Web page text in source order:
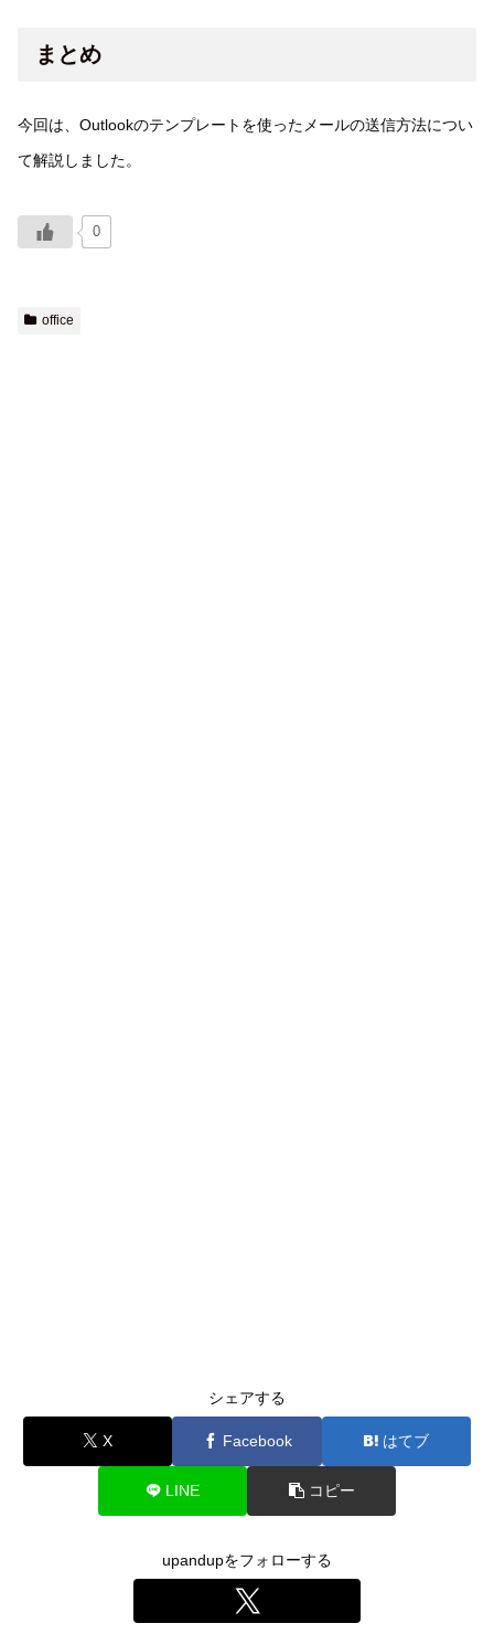
まとめ
今回は、Outlookのテンプレートを使ったメールの送信方法につい
て解説しました。
0
office
シェアする
X Facebook はてブ
LINE コピー
upandupをフォローする